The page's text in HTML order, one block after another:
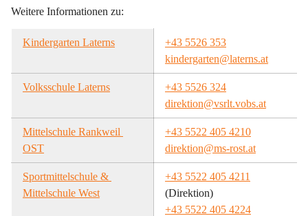
Weitere Informationen zu:
Kindergarten Laterns
+43 5526 353
kindergarten@laterns.at
Volksschule Laterns
+43 5526 324
direktion@vsrlt.vobs.at
Mittelschule Rankweil
OST
+43 5522 405 4210
direktion@ms-rost.at
Sportmittelschule &
Mittelschule West
+43 5522 405 4211
(Direktion)
+43 5522 405 4224